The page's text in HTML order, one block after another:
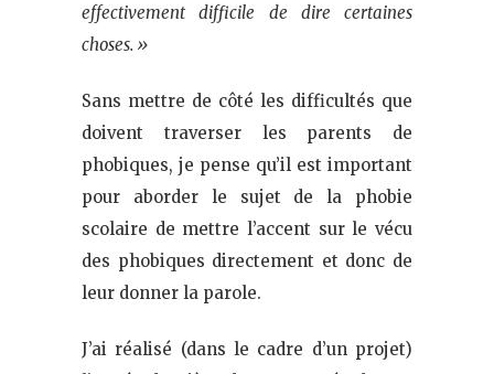
effectivement difficile de dire certaines
choses. »
Sans mettre de côté les difficultés que
doivent traverser les parents de
phobiques, je pense qu’il est important
pour aborder le sujet de la phobie
scolaire de mettre l’accent sur le vécu
des phobiques directement et donc de
leur donner la parole.
J’ai réalisé (dans le cadre d’un projet)